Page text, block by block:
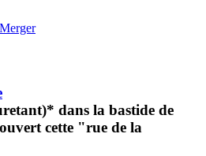
dans la bastide de
cette "rue de la